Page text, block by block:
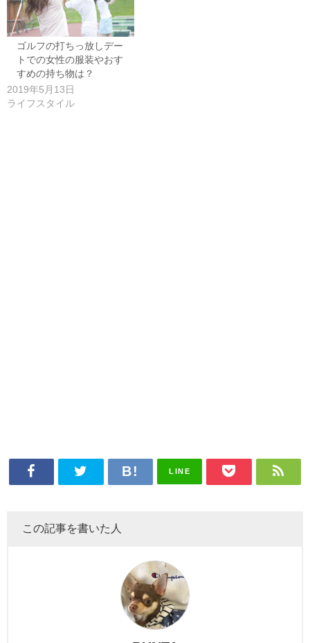
ゴルフの打ちっ放しデー
トでの女性の服装やおす
すめの持ち物は？
2019年5月13日
ライフスタイル
LINE
この記事を書いた人